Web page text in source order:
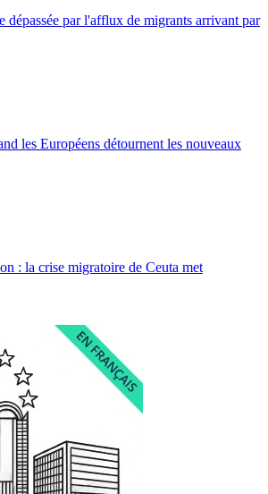
dépassée par l'afflux de migrants arrivant par
les Européens détournent les nouveaux
: la crise migratoire de Ceuta met